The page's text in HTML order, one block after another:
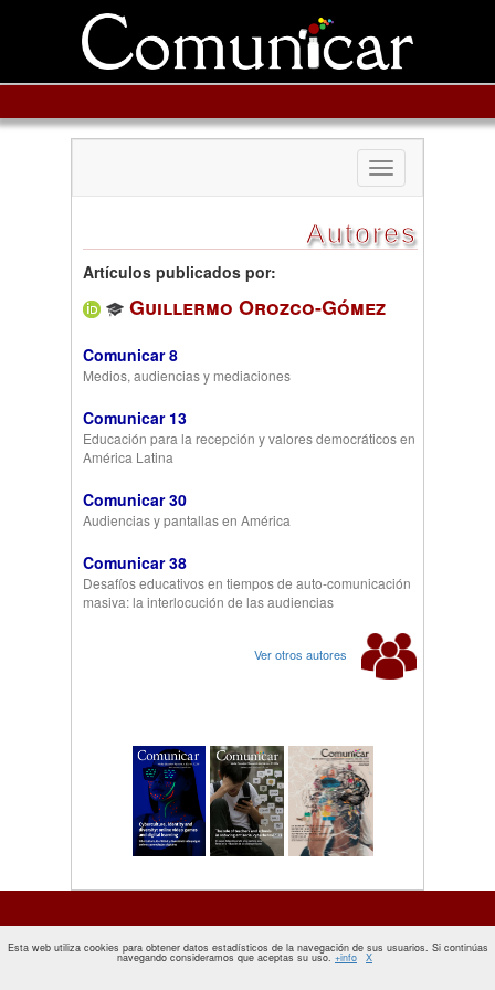
Toggle
navigation
Autores
Artículos publicados por:
Guillermo Orozco-Gómez
Comunicar 8
Medios, audiencias y mediaciones
Comunicar 13
Educación para la recepción y valores democráticos en
América Latina
Comunicar 30
Audiencias y pantallas en América
Comunicar 38
Desafíos educativos en tiempos de auto-comunicación
masiva: la interlocución de las audiencias
Ver otros autores
Esta web utiliza cookies para obtener datos estadísticos de la navegación de sus usuarios. Si continúas
navegando consideramos que aceptas su uso. +info X